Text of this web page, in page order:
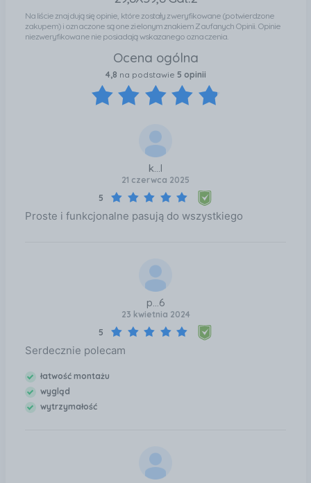
Na liście znajdują się opinie, które zostały zweryfikowane (potwierdzone
zakupem) i oznaczone są one zielonym znakiem Zaufanych Opinii. Opinie
niezweryfikowane nie posiadają wskazanego oznaczenia.
Ocena ogólna
4,8 na podstawie 5 opinii
k...l
21 czerwca 2025
5
Proste i funkcjonalne pasują do wszystkiego
p...6
23 kwietnia 2024
5
Serdecznie polecam
łatwość montażu
wygląd
wytrzymałość